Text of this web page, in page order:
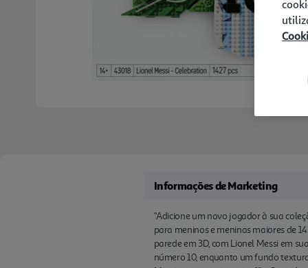
Informações de Marketing
"Adicione um novo jogador à sua
para meninos e meninas maiores de
parede em 3D, com Lionel Messi em
número 10, enquanto um fundo